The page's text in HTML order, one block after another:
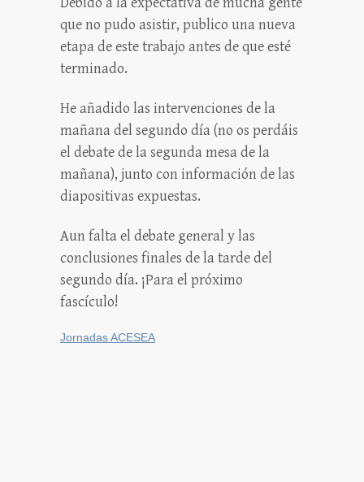
que no pudo asistir, publico una nueva
etapa de este trabajo antes de que esté
terminado.
He añadido las intervenciones de la
mañana del segundo día (no os perdáis
el debate de la segunda mesa de la
mañana), junto con información de las
diapositivas expuestas.
Aun falta el debate general y las
conclusiones finales de la tarde del
segundo día. ¡Para el próximo
fascículo!
Jornadas ACESEA